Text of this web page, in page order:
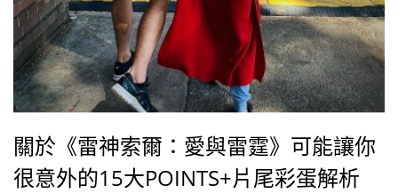
關於《雷神索爾：愛與雷霆》可能讓你
很意外的15大POINTS+片尾彩蛋解析